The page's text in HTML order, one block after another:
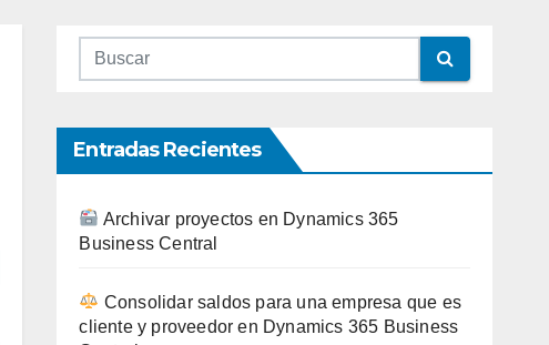
Entradas Recientes
Archivar proyectos en Dynamics 365
Business Central
Consolidar saldos para una empresa que es
cliente y proveedor en Dynamics 365 Business